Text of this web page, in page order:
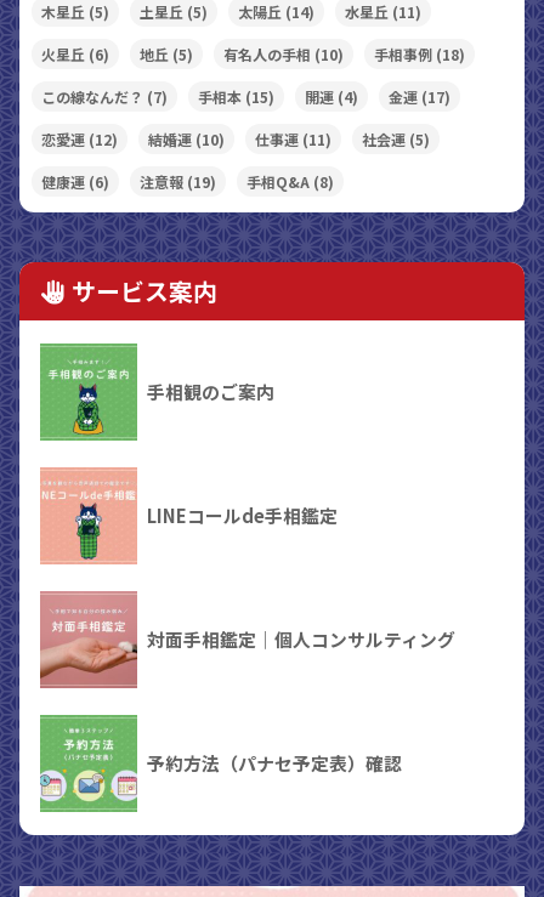
木星丘 (5) 土星丘 (5) 太陽丘 (14) 水星丘 (11)
火星丘 (6) 地丘 (5) 有名人の手相 (10) 手相事例 (18)
この線なんだ？ (7) 手相本 (15) 開運 (4) 金運 (17)
恋愛運 (12) 結婚運 (10) 仕事運 (11) 社会運 (5)
健康運 (6) 注意報 (19) 手相Q&A (8)
サービス案内
手相観のご案内
LINEコールde手相鑑定
対面手相鑑定｜個人コンサルティング
予約方法（パナセ予定表）確認